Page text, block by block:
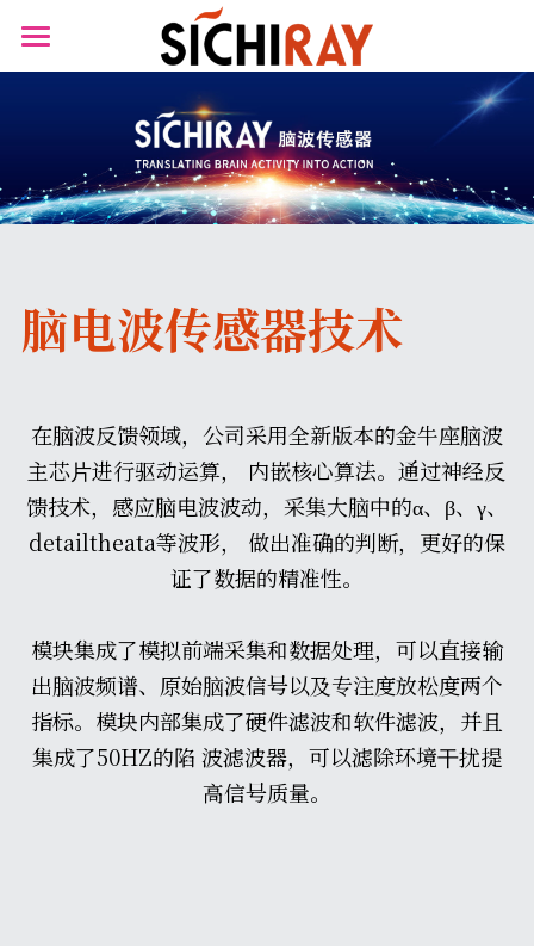
首页
产品商城
产品知识库
B站视频
关于我们
脑电波传感器技术
在脑波反馈领域，公司采⽤全新版本的金牛座脑波
主芯⽚进⾏驱动运算， 内嵌核⼼算法。通过神经反
馈技术，感应脑电波波动，采集⼤脑中的α、β、γ、
detailtheata等波形， 做出准确的判断，更好的保
证了数据的精准性。
模块集成了模拟前端采集和数据处理，可以直接输
出脑波频谱、原始脑波信号以及专注度放松度两个
指标。模块内部集成了硬件滤波和软件滤波，并且
集成了50HZ的陷 波滤波器，可以滤除环境⼲扰提
⾼信号质量。
商品分类
可穿戴设备
生物传感器
博客分类
所有博客分类
资讯
生物传感器